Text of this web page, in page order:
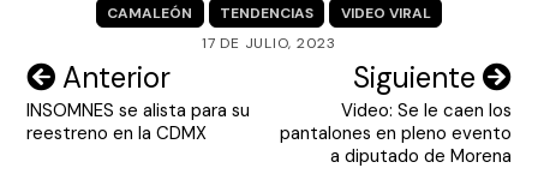
CAMALEÓN TENDENCIAS
VIDEO VIRAL
17 DE JULIO, 2023
Navegación
de
Anterior
INSOMNES se alista para su
reestreno en la CDMX
Siguiente
Video: Se le caen los
pantalones en pleno evento
a diputado de Morena